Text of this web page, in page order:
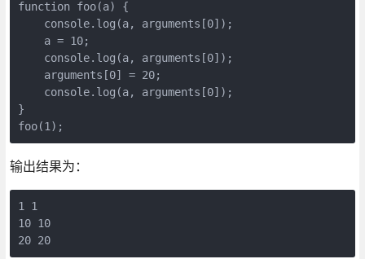
function foo(a) {
    console.log(a, arguments[0]);
    a = 10;
    console.log(a, arguments[0]);
    arguments[0] = 20;
    console.log(a, arguments[0]);
}
foo(1);
输出结果为：
1 1
10 10
20 20